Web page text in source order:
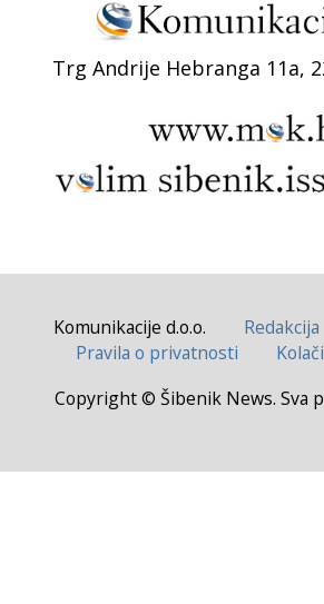
Trg Andrije Hebranga 11a,
Komunikacije d.o.o. Redakcija
Pravila o privatnosti
Copyright © Šibenik News. Sva